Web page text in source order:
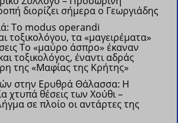
διορίζει σήμερα ο Γεωργιάδης
Το modus operandi
τοξικολόγου, τα «μαγειρέματα»
Το «μαύρο άσπρο» έκαναν
τοξικολόγος, έναντι αδράς
της «Μαφίας της Κρήτης»
στην Ερυθρά Θάλασσα: Η
χτυπά θέσεις των Χούθι –
σε πλοίο οι αντάρτες της